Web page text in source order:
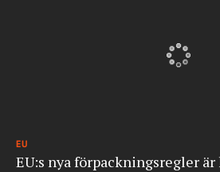
EU
EU:s nya förpackningsregler